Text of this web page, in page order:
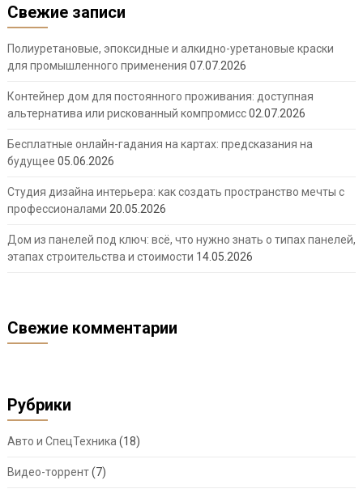
Свежие записи
Полиуретановые, эпоксидные и алкидно-уретановые краски
для промышленного применения 07.07.2026
Контейнер дом для постоянного проживания: доступная
альтернатива или рискованный компромисс02.07.2026
Бесплатные онлайн-гадания на картах: предсказания на
будущее 05.06.2026
Студия дизайна интерьера: как создать пространство мечты с
профессионалами 20.05.2026
Дом из панелей под ключ: всё, что нужно знать о типах панелей,
этапах строительства и стоимости 14.05.2026
Свежие комментарии
Рубрики
Авто и СпецТехника (18)
Видео-торрент(7)